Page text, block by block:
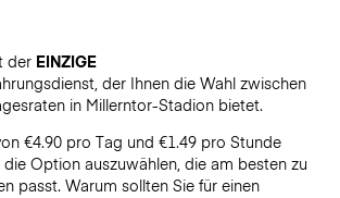
der EINZIGE
der Ihnen die Wahl zwischen
in Millerntor-Stadion bietet.
€4.90 pro Tag und €1.49 pro Stunde
Option auszuwählen, die am besten zu
passt. Warum sollten Sie für einen